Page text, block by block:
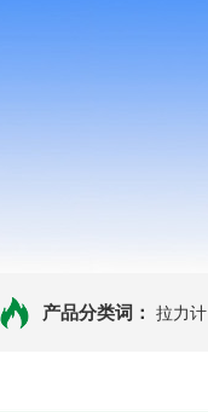
产品分类词： 拉力计